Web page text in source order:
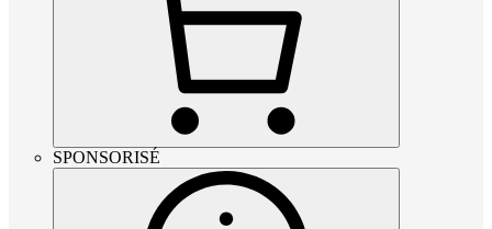
SPONSORISÉ